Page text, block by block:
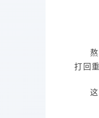
打回